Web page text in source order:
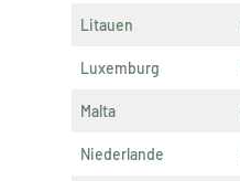
Litauen
Luxemburg
Malta
Niederlande